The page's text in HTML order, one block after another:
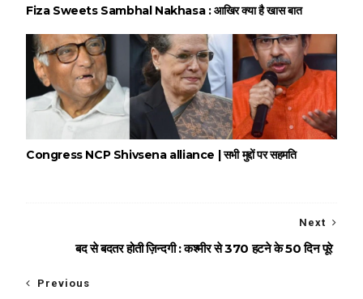
Fiza Sweets Sambhal Nakhasa : आखिर क्या है खास बात
Congress NCP Shivsena alliance | सभी मुद्दों पर सहमति
Next
बद से बदतर होती ज़िन्दगी : कश्मीर से 370 हटने के 50 दिन पूरे
Previous